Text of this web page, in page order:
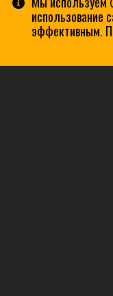
использование
эффективным.